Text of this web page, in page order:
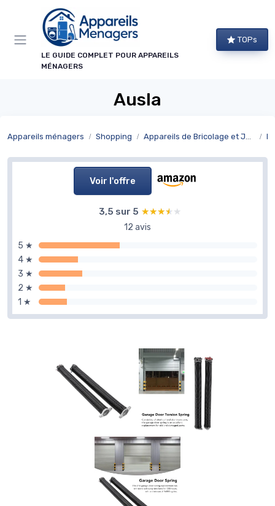
LE GUIDE COMPLET POUR APPAREILS
MÉNAGERS
TOPs
Ausla
Appareils ménagers Shopping Appareils de Bricolage et Jardinage
Voir l'offre
3,5 sur 5 ★★★★★
★★★★★
12 avis
5 ★
4 ★
3 ★
2 ★
1 ★
Panneau de gestion des cookies